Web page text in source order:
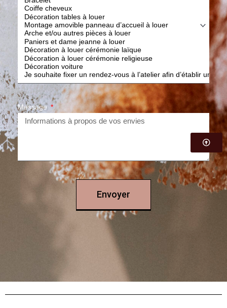
Message
Envoyer